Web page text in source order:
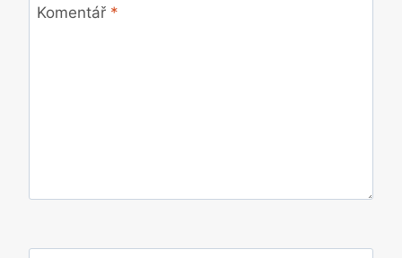
Komentář *